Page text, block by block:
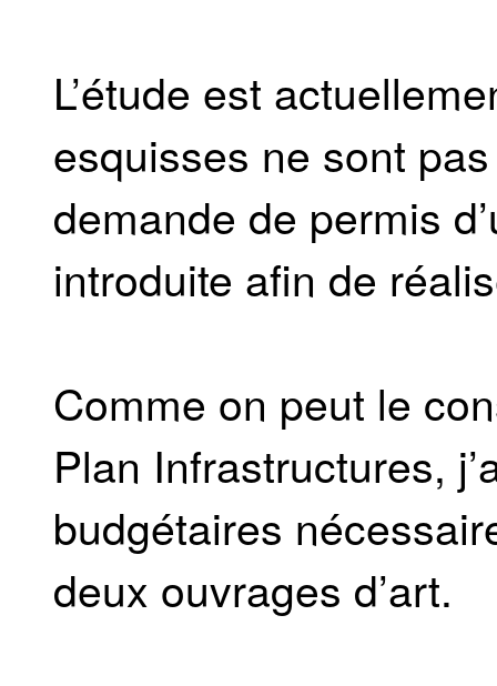
L’étude est
esquisses ne sont
demande de permis
introduite afin de
Comme on peut le
Plan Infrastructures,
budgétaires
deux ouvrages d’art.